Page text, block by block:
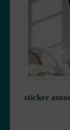
sticker